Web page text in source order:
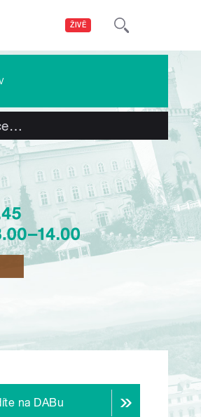
ŽIVĚ
…
na DABu